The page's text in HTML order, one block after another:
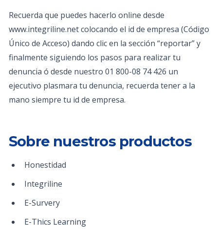
Recuerda que puedes hacerlo online desde
www.integriline.net colocando el id de empresa (Código
Único de Acceso) dando clic en la sección “reportar” y
finalmente siguiendo los pasos para realizar tu
denuncia ó desde nuestro 01 800-08 74 426 un
ejecutivo plasmara tu denuncia, recuerda tener a la
mano siempre tu id de empresa.
Sobre nuestros productos
Honestidad
Integriline
E-Survery
E-Thics Learning